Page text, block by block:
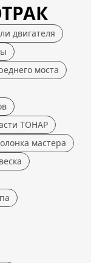
двигателя
моста
ТОНАР
мастера